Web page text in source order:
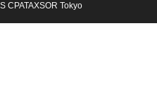
CPATAXSOR Tokyo